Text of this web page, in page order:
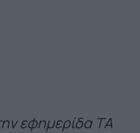
εφημερίδα ΤΑ